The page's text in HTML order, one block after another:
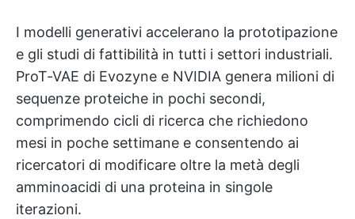
I modelli generativi accelerano la prototipazione
e gli studi di fattibilità in tutti i settori industriali.
ProT-VAE di Evozyne e NVIDIA genera milioni di
sequenze proteiche in pochi secondi,
comprimendo cicli di ricerca che richiedono
mesi in poche settimane e consentendo ai
ricercatori di modificare oltre la metà degli
amminoacidi di una proteina in singole
iterazioni.